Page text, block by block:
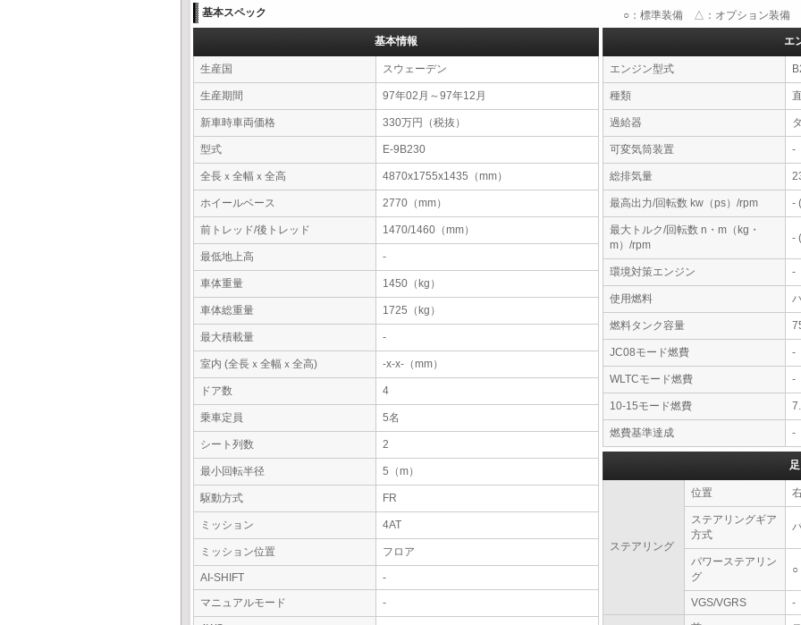
基本スペック ○：標準装備 △：オプション装備 -
基本情報
生産国 スウェーデン
生産期間 97年02月～97年12月
新車時車両価格 330万円（税抜）
型式 E-9B230
全長ｘ全幅ｘ全高 4870x1755x1435（mm）
ホイールベース 2770（mm）
前トレッド/後トレッド 1470/1460（mm）
最低地上高 -
車体重量 1450（kg）
車体総重量 1725（kg）
最大積載量 -
室内 (全長ｘ全幅ｘ全高) -x-x-（mm）
ドア数 4
乗車定員 5名
シート列数 2
最小回転半径 5（m）
駆動方式 FR
ミッション 4AT
ミッション位置 フロア
AI-SHIFT
-
マニュアルモード
-
エ
エンジン型式
種類
過給器
可変気筒装置 -
総排気量
最高出力/回転数 kw（ps）/rpm -
最大トルク/回転数 n・m（kg・
m）/rpm
-
環境対策エンジン -
使用燃料
燃料タンク容量
JC08モード燃費 -
WLTCモード燃費 -
10-15モード燃費
燃費基準達成 -
ステアリング
位置
ステアリングギア
方式
パワーステアリン
グ
○
VGS/VGRS -